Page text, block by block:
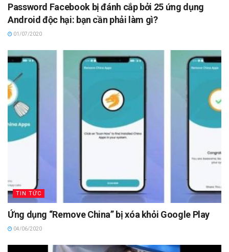
Password Facebook bị đánh cắp bởi 25 ứng dụng
Android độc hại: bạn cần phải làm gì?
01/07/2020
TIN TỨC
Ứng dụng “Remove China” bị xóa khỏi Google Play
04/06/2020